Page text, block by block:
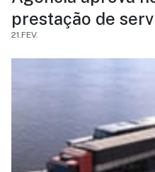
prestação de
21.FEV.